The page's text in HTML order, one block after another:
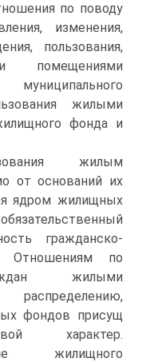
по поводу
изменения,
пользования,
помещениями
жилыми
фонда и
жилым
от оснований их
ядром жилищных
гражданско-
Отношениям по
жилыми
фондов присущ
характер.
жилищного